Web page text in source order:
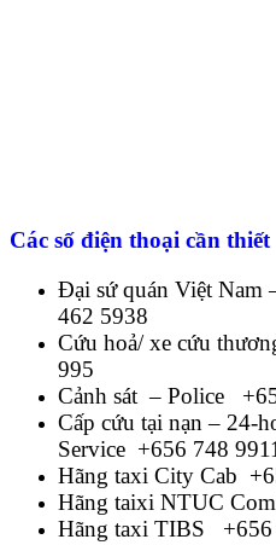
Các số điện thoại cần thiết
Đại sứ quán Việt Nam
462 5938
Cứu hoả/ xe cứu
995
Cảnh sát – Police
Cấp cứu tại nạn – 24-
Service +656 748 9911
Hãng taxi City Cab
Hãng taixi NTUC
Hãng taxi TIBS +656